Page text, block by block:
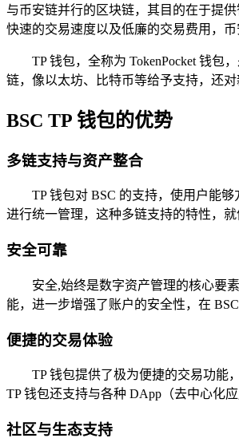
与币安链并行的区块链，其目的在于提
快速的交易速度以及低廉的交易费用，
TP 钱包，全称为 TokenPocket 钱
链，像以太坊、比特币等给予支持，还
BSC TP 钱包的优势
多链支持与资产整合
TP 钱包对 BSC 的支持，使用户能
进行统一管理，这种多链支持的特性，
安全可靠
安全,始终是数字资产管理的核心要
能，进一步增强了账户的安全性，在
便捷的交易体验
TP 钱包提供了极为便捷的交易功能
TP 钱包还支持与各种 DApp（去中心化
社区与生态支持